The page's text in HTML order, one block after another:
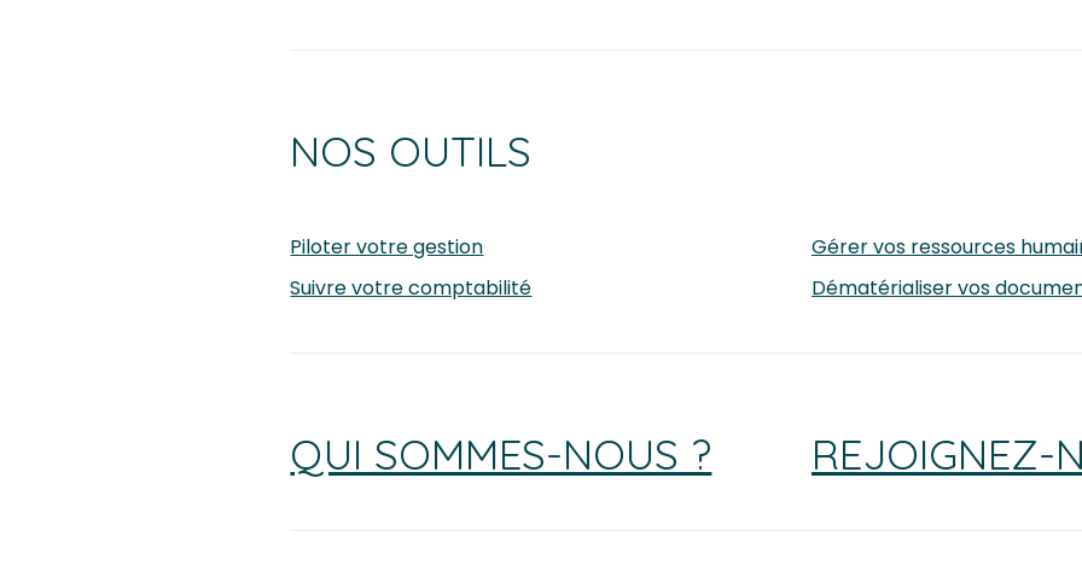
NOS OUTILS
Piloter votre gestion
Suivre votre comptabilité
Gérer vos ressources
Dématérialiser vos
QUI SOMMES-NOUS ? REJOIGNEZ-